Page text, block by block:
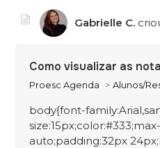
Gabrielle C.
Como visualizar as
Proesc Agenda Alunos/
body{font-
auto;padding:32px